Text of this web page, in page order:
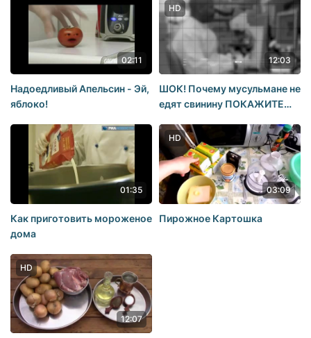
02:11
Надоедливый Апельсин - Эй,
яблоко!
HD
12:03
ШОК! Почему мусульмане не
едят свинину ПОКАЖИТЕ
01:35
Как приготовить мороженое
дома
HD
03:09
Пирожное Картошка
HD
12:07